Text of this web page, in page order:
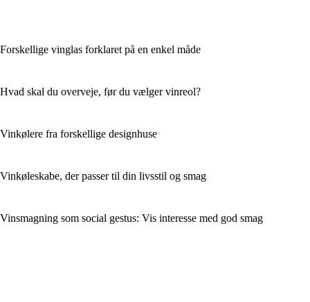
Forskellige vinglas forklaret på en enkel måde
Hvad skal du overveje, før du vælger vinreol?
Vinkølere fra forskellige designhuse
Vinkøleskabe, der passer til din livsstil og smag
Vinsmagning som social gestus: Vis interesse med god smag